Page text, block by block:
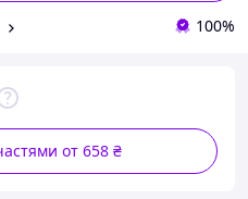
100%
от 658 ₴